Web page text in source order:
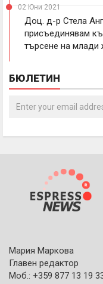
02 Юни 2021
Доц. д-р Стела
присъединявам
търсене на млади
БЮЛЕТИН
Мария Маркова
Главен редактор
Моб.: +359 877 13 19